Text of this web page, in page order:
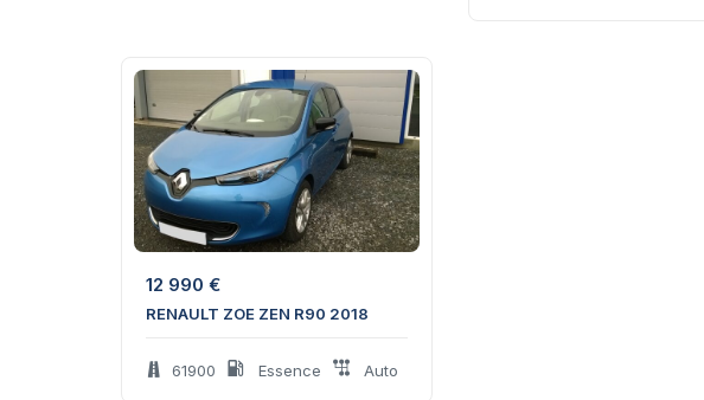
12 990 €
RENAULT ZOE ZEN R90 2018
61900 Essence Auto